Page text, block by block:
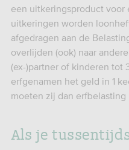
een uitkeringsproduct voor
uitkeringen worden
afgedragen aan de
overlijden (ook) naar
(ex-)partner of kinderen tot
erfgenamen het geld in 1
moeten zij dan erfbelasting
Als je